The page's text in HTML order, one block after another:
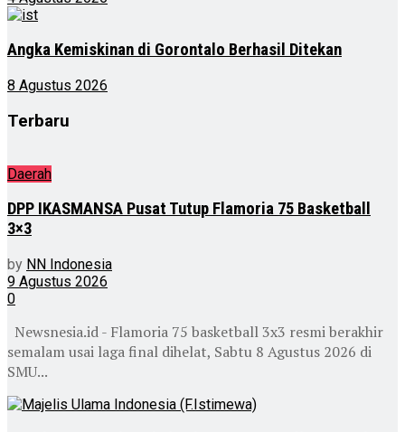
Angka Kemiskinan di Gorontalo Berhasil Ditekan
8 Agustus 2026
Terbaru
Daerah
DPP IKASMANSA Pusat Tutup Flamoria 75 Basketball
3×3
by NN Indonesia
9 Agustus 2026
0
Newsnesia.id - Flamoria 75 basketball 3x3 resmi berakhir
semalam usai laga final dihelat, Sabtu 8 Agustus 2026 di
SMU...